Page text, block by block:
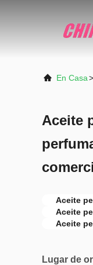
En Casa>
Aceite
Aceite
Aceite
Aceite
Lugar de